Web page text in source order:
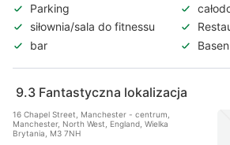
Parking
siłownia/sala do fitnessu
bar
9.3 Fantastyczna lokalizacja
16 Chapel Street, Manchester - centrum,
Manchester, North West, England, Wielka
Brytania, M3 7NH